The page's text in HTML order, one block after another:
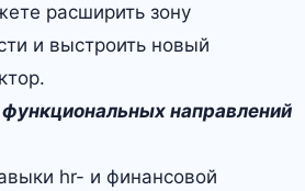
расширить зону
и выстроить новый
направлений
hr- и финансовой